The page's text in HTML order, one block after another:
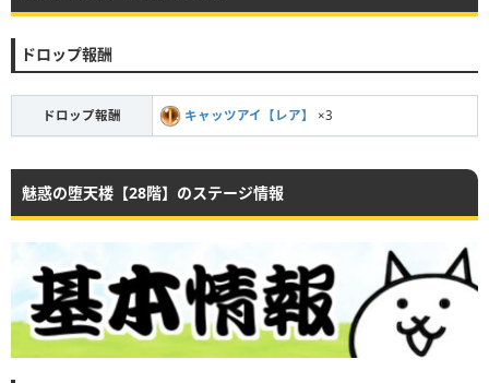
ドロップ報酬
ドロップ報酬 キャッツアイ【レア】 ×3
魅惑の堕天楼【28階】のステージ情報